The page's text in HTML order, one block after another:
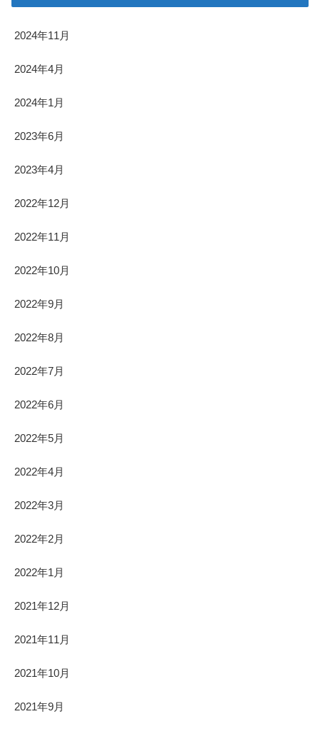
2024年11月
2024年4月
2024年1月
2023年6月
2023年4月
2022年12月
2022年11月
2022年10月
2022年9月
2022年8月
2022年7月
2022年6月
2022年5月
2022年4月
2022年3月
2022年2月
2022年1月
2021年12月
2021年11月
2021年10月
2021年9月